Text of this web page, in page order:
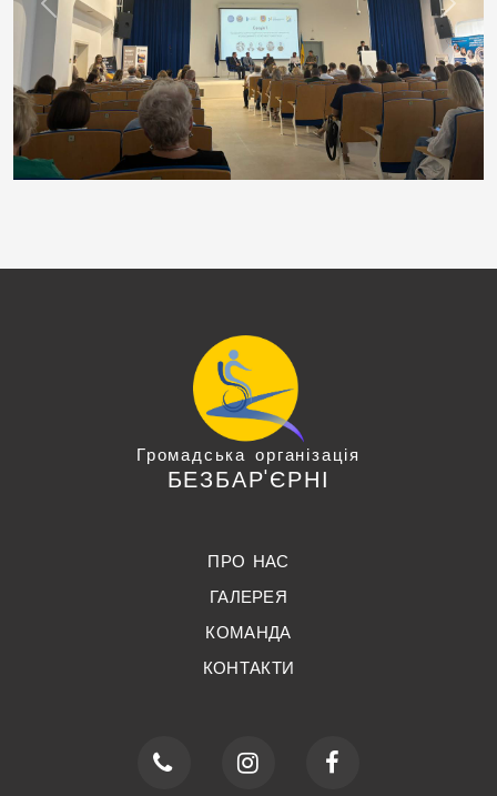
Previous Next
Громадська організація
БЕЗБАР'ЄРНІ
ПРО НАС
ГАЛЕРЕЯ
КОМАНДА
КОНТАКТИ